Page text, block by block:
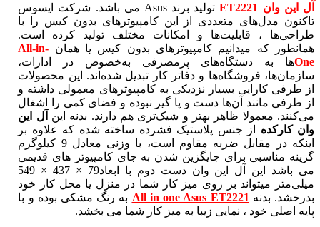
آل این وان ET2221
تولید برند Asus می باشد. شرکت ایسوس
تاکنون مدل‌های متعددی از این کامپیوترهای بدون کیس را با
طراحی‌ها ، قابلیت‌ها و امکانات مختلف تولید کرده است.
همانطور که میدانیم کامپیوترهای بدون کیس یا همان All-in-
Oneها به دستگاه‌های پرمصرفی به‌خصوص در ادارات،
سازمان‌ها، فروشگاه‌ها و دفاتر کار تبدیل شده‌اند. این محصولات
از طرفی کارایی بسیار نزدیکی به کامپیوترهای معمولی داشته و
از طرفی مانند آن‌ها دست و پا گیر نبوده و فضای کمی را اشغال
می‌کنند. معمولا ظاهر بهتر و شیک‌تری هم دارند. بدنه این
آل این
وان کارکده از جنس پلاستیک فشرده ساخته شده که علاوه بر
اینکه در مقابل ضربه مقاوم است، با وزنی معادل 9 کیلوگرم
گزینه مناسبی برای جایگزین شدن به جای کامپیوتر های قدیمی
می باشد این آل این وان دست دوم با ابعاد79 × 437 × 549
میلی‌متر میتواند بر روی میز کار شما در منزل یا محل کار خود
بدرخشد. بدنه All in one Asus ET2221 به رنگ مشکی بوده و با
پایه اصلی خود ، نمایی زیبا به میز کار شما می بخشد.